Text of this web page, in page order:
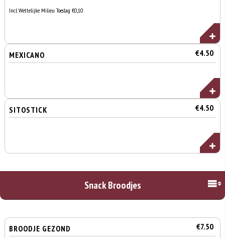
Incl. Wettelijke Milieu Toeslag €0,10
MEXICANO €4.50
SITOSTICK €4.50
Snack Broodjes
BROODJE GEZOND €7.50